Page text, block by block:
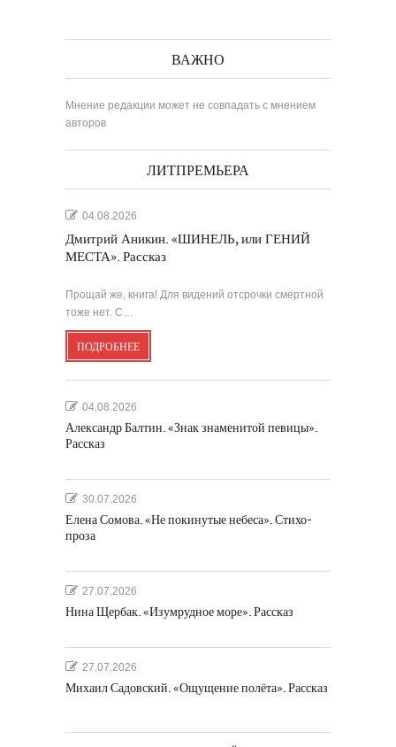
ВАЖНО
Мнение редакции может не совпадать с мнением
авторов
ЛИТПРЕМЬЕРА
04.08.2026
Дмитрий Аникин. «ШИНЕЛЬ, или ГЕНИЙ
МЕСТА». Рассказ
Прощай же, книга! Для видений отсрочки смертной
тоже нет. С…
ПОДРОБНЕЕ
04.08.2026
Александр Балтин. «Знак знаменитой певицы».
Рассказ
30.07.2026
Елена Сомова. «Не покинутые небеса». Стихо-
проза
27.07.2026
Нина Щербак. «Изумрудное море». Рассказ
27.07.2026
Михаил Садовский. «Ощущение полёта». Рассказ